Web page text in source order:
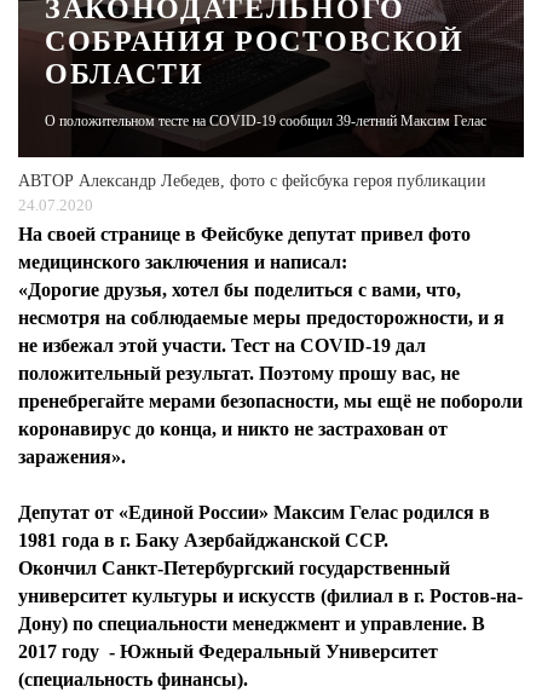
ЖУРНАЛ
ЗАКОНОДАТЕЛЬНОГО
СОБРАНИЯ РОСТОВСКОЙ
ОБЛАСТИ
О положительном тесте на COVID-19 сообщил 39-летний Максим Гелас
АВТОР Александр Лебедев, фото с фейсбука героя публикации
24.07.2020
На своей странице в Фейсбуке депутат привел фото
медицинского заключения и написал:
«Дорогие друзья, хотел бы поделиться с вами, что,
несмотря на соблюдаемые меры предосторожности, и я
не избежал этой участи. Тест на COVID-19 дал
положительный результат. Поэтому прошу вас, не
пренебрегайте мерами безопасности, мы ещё не побороли
коронавирус до конца, и никто не застрахован от
заражения».
Депутат от «Единой России» Максим Гелас родился в
1981 года в г. Баку Азербайджанской ССР.
Окончил Санкт-Петербургский государственный
университет культуры и искусств (филиал в г. Ростов-на-
Дону) по специальности менеджмент и управление. В
2017 году - Южный Федеральный Университет
(специальность финансы).